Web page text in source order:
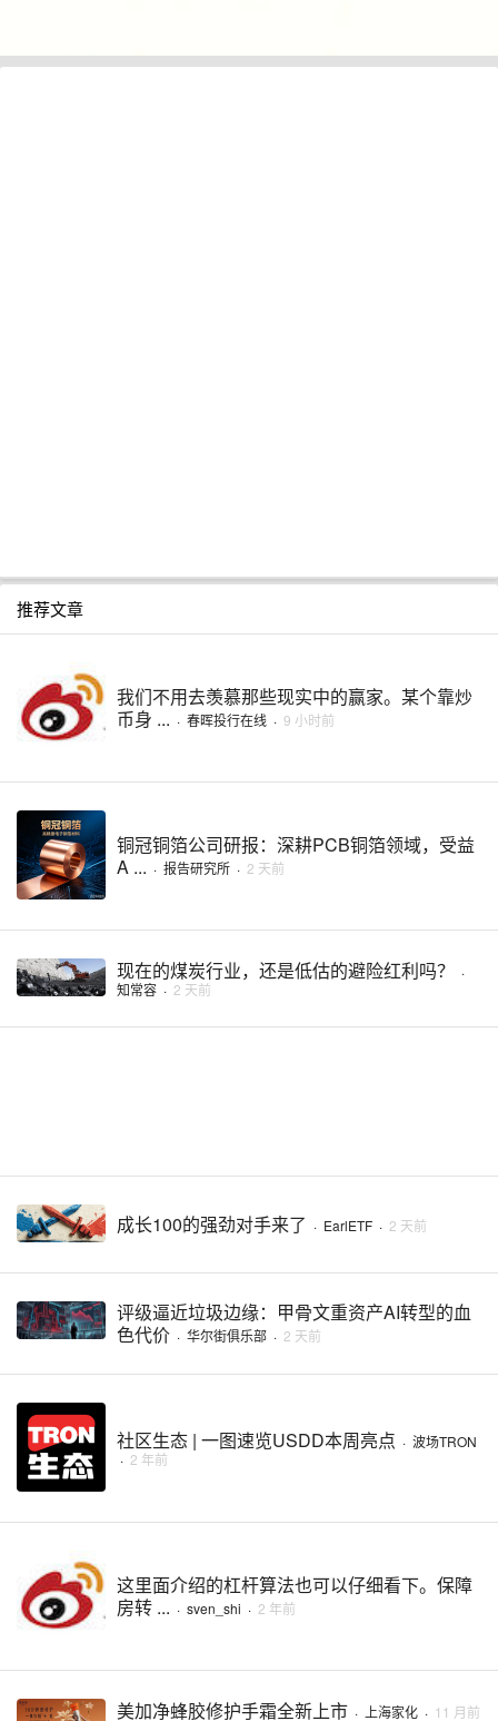
推荐文章
我们不用去羡慕那些现实中的赢家。某个靠炒
币身 ... · 春晖投行在线 · 9 小时前
铜冠铜箔公司研报：深耕PCB铜箔领域，受益
A ... · 报告研究所 · 2 天前
现在的煤炭行业，还是低估的避险红利吗？
·
知常容 · 2 天前
成长100的强劲对手来了 · EarlETF · 2 天前
评级逼近垃圾边缘：甲骨文重资产AI转型的血
色代价 · 华尔街俱乐部 · 2 天前
社区生态 | 一图速览USDD本周亮点 · 波场TRON
· 2 年前
这里面介绍的杠杆算法也可以仔细看下。保障
房转 ... · sven_shi · 2 年前
美加净蜂胶修护手霜全新上市 · 上海家化 · 11 月前